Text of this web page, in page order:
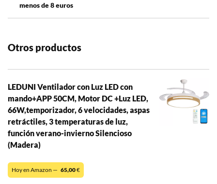
menos de 8 euros
Otros productos
LEDUNI Ventilador con Luz LED con
mando+APP 50CM, Motor DC +Luz LED,
66W,temporizador, 6 velocidades, aspas
retráctiles, 3 temperaturas de luz,
función verano-invierno Silencioso
(Madera)
Hoy en Amazon — 65,00€